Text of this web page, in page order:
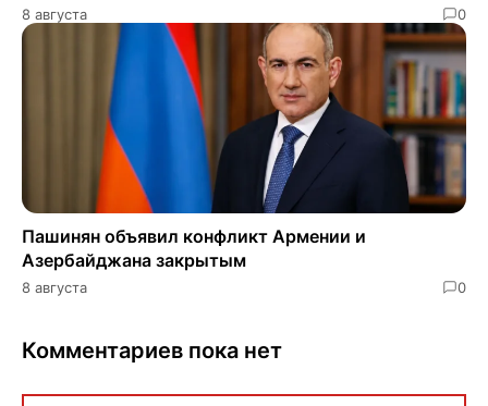
8 августа 0
Пашинян объявил конфликт Армении и
Азербайджана закрытым
8 августа 0
Комментариев пока нет